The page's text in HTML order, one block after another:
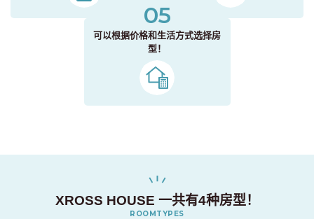
05
可以根据价格和生活方式选择房
型！
XROSS HOUSE 一共有4种房型！
ROOMTYPES